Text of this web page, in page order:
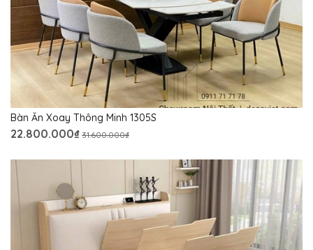
Bàn Ăn Xoay Thông Minh 1305S
22.800.000₫ 31.600.000₫